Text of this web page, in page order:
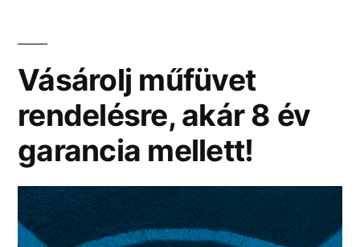
Vásárolj műfüvet
rendelésre, akár 8 év
garancia mellett!